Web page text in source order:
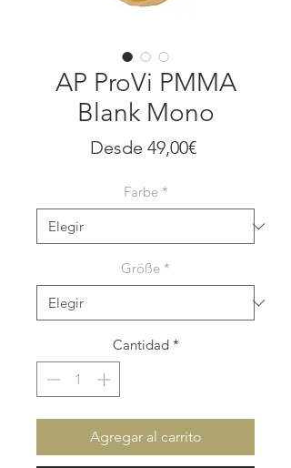
AP ProVi PMMA
Blank Mono
Desde 49,00€Precio
Farbe *
Größe *
Cantidad *
Agregar al carrito